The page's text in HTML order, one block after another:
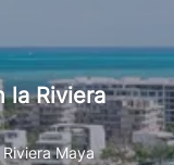
la Riviera
Maya